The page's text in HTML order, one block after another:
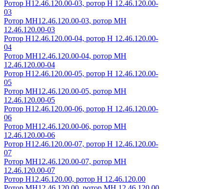
Ротор Н12.46.120.00-03, ротор Н 12.46.120.00-
03
Ротор МН12.46.120.00-03, ротор МН
12.46.120.00-03
Ротор Н12.46.120.00-04, ротор Н 12.46.120.00-
04
Ротор МН12.46.120.00-04, ротор МН
12.46.120.00-04
Ротор Н12.46.120.00-05, ротор Н 12.46.120.00-
05
Ротор МН12.46.120.00-05, ротор МН
12.46.120.00-05
Ротор Н12.46.120.00-06, ротор Н 12.46.120.00-
06
Ротор МН12.46.120.00-06, ротор МН
12.46.120.00-06
Ротор Н12.46.120.00-07, ротор Н 12.46.120.00-
07
Ротор МН12.46.120.00-07, ротор МН
12.46.120.00-07
Ротор Н12.46.120.00, ротор Н 12.46.120.00